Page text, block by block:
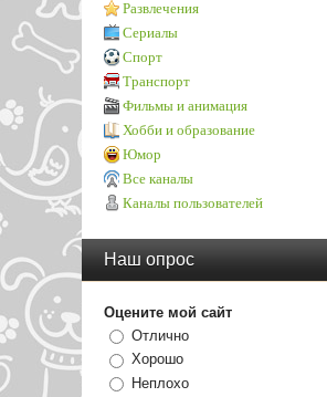
Развлечения
Сериалы
Спорт
Транспорт
Фильмы и анимация
Хобби и образование
Юмор
Все каналы
Каналы пользователей
Наш опрос
Оцените мой сайт
Отлично
Хорошо
Неплохо